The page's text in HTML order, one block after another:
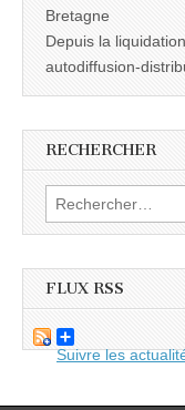
Bretagne
Depuis la
autodiffusion-
RECHERCHER
Rechercher :
FLUX RSS
Suivre les